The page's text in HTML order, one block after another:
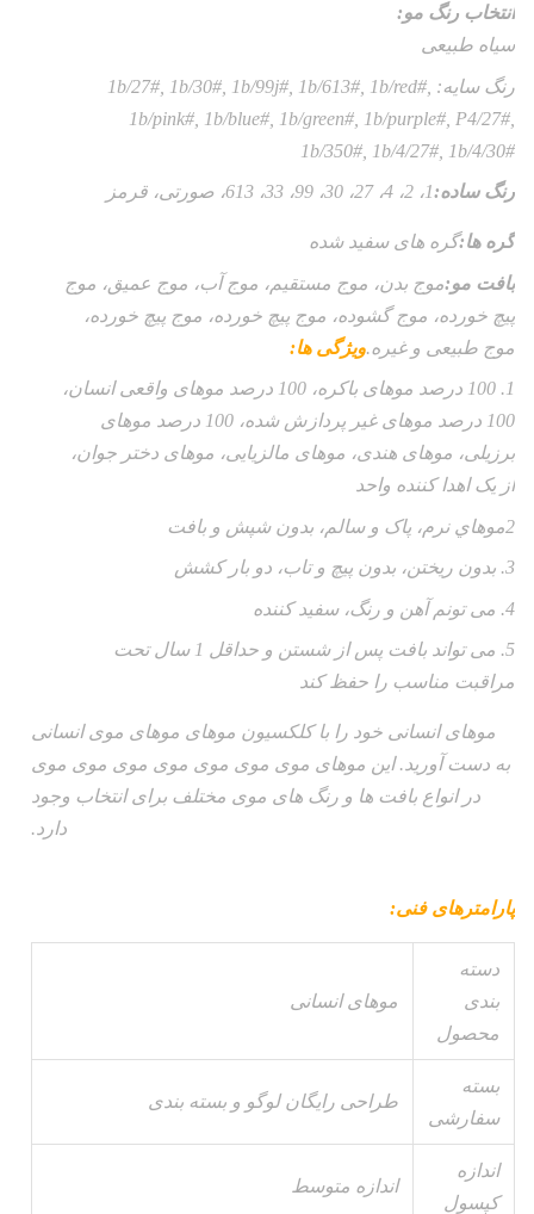
انتخاب رنگ مو:
سیاه طبیعی
رنگ سایه: 1b/27#, 1b/30#, 1b/99j#, 1b/613#, 1b/red#,
1b/pink#, 1b/blue#, 1b/green#, 1b/purple#, P4/27#,
1b/350#, 1b/4/27#, 1b/4/30#
رنگ ساده:1، 2، 4، 27، 30، 99، 33، 613، صورتی، قرمز
گره ها:گره های سفید شده
بافت مو:موج بدن، موج مستقیم، موج آب، موج عمیق، موج
پیچ خورده، موج گشوده، موج پیچ خورده، موج پیچ خورده،
موج طبیعی و غیره.ویژگی ها:
1. 100 درصد موهای باکره، 100 درصد موهای واقعی انسان،
100 درصد موهای غیر پردازش شده، 100 درصد موهای
برزیلی، موهای هندی، موهای مالزیایی، موهای دختر جوان،
از یک اهدا کننده واحد
2موهاي نرم، پاک و سالم، بدون شپش و بافت
3. بدون ریختن، بدون پیچ و تاب، دو بار کشش
4. می تونم آهن و رنگ، سفید کننده
5. می تواند بافت پس از شستن و حداقل 1 سال تحت
مراقبت مناسب را حفظ کند
موهای انسانی خود را با کلکسیون موهای موهای موی انسانی
به دست آورید. این موهای موی موی موی موی موی موی موی
در انواع بافت ها و رنگ های موی مختلف برای انتخاب وجود
دارد.
پارامترهای فنی:
دسته
بندی
محصول
موهای انسانی
بسته
سفارشی
طراحی رایگان لوگو و بسته بندی
اندازه
کپسول
اندازه متوسط